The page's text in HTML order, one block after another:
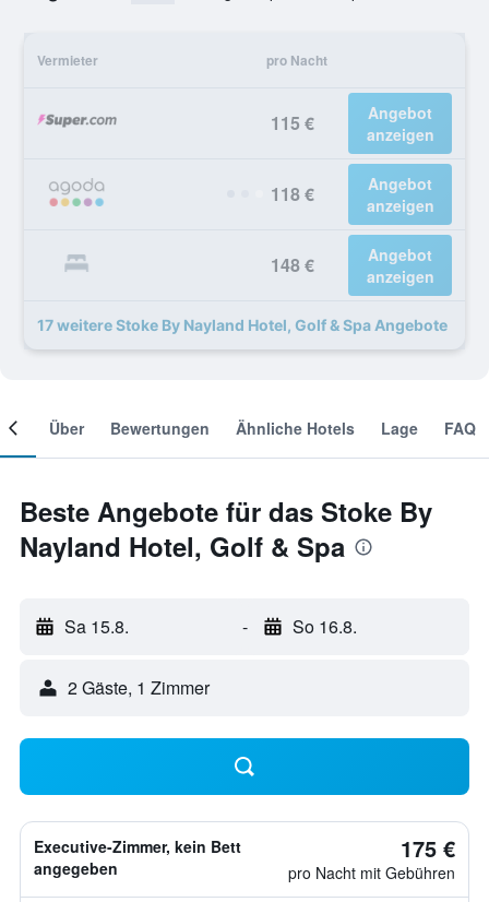
Vermieter pro Nacht
115 €
Angebot
anzeigen
118 €
Angebot
anzeigen
148 €
Angebot
anzeigen
17 weitere Stoke By Nayland Hotel, Golf & Spa Angebote
Über Bewertungen Ähnliche Hotels Lage FAQ
Beste Angebote für das Stoke By
Nayland Hotel, Golf & Spa
Sa 15.8. - So 16.8.
2 Gäste, 1 Zimmer
Executive-Zimmer, kein Bett
angegeben
175 €
pro Nacht mit Gebühren